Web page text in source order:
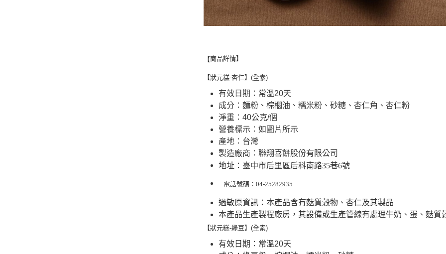
【商品詳情】
【狀元糕-杏仁】(全素)
有效日期：常溫20天
成分：麵粉、棕櫚油、糯米粉、砂糖、杏仁角、杏仁粉
淨重：40公克/個
營養標示：如圖片所示
產地：台灣
製造廠商：聯翔喜餅股份有限公司
地址：臺中市后里區后科南路35巷6號
電話號碼：04-25282935
過敏原資訊：本產品含有麩質穀物、杏仁及其製品
本產品生產製程廠房，其設備或生產管線有處理牛奶、蛋、麩
【狀元糕-綠豆】(全素)
有效日期：常溫20天